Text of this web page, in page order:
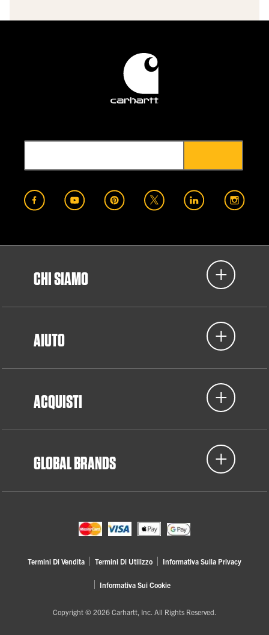
CHI SIAMO
AIUTO
ACQUISTI
GLOBAL BRANDS
Termini Di Vendita Termini Di Utilizzo Informativa Sulla Privacy
Informativa Sui Cookie
Copyright © 2026 Carhartt, Inc. All Rights Reserved.